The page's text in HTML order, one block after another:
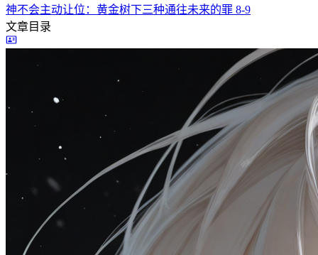
神不会主动让位：黄金树下三种通往未来的罪 8-9
文章目录